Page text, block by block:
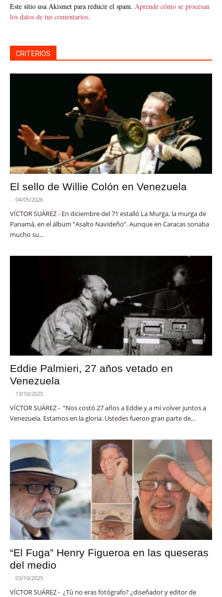
Este sitio usa Akismet para reducir el spam. Aprende cómo se procesan
los datos de tus comentarios.
CRITERIOS
El sello de Willie Colón en Venezuela
- 04/05/2026
VÍCTOR SUÁREZ - En diciembre del 71 estalló La Murga, la murga de
Panamá, en el álbum “Asalto Navideño”. Aunque en Caracas sonaba
mucho su...
Eddie Palmieri, 27 años vetado en
Venezuela
- 13/10/2025
VÍCTOR SUÁREZ - “Nos costó 27 años a Eddie y a mí volver juntos a
Venezuela. Estamos en la gloria. Ustedes fueron gran parte de...
“El Fuga” Henry Figueroa en las queseras
del medio
- 03/10/2025
VÍCTOR SUÁREZ - ¿Tú no eras fotógrafo? ¿diseñador y editor de